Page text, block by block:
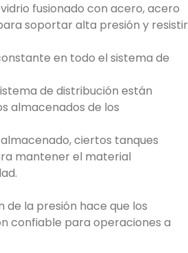
fusionado con acero, acero
soportar alta presión y resistir
en todo el sistema de
de distribución están
almacenados de los
ciertos tanques
mantener el material
la presión hace que los
confiable para operaciones a